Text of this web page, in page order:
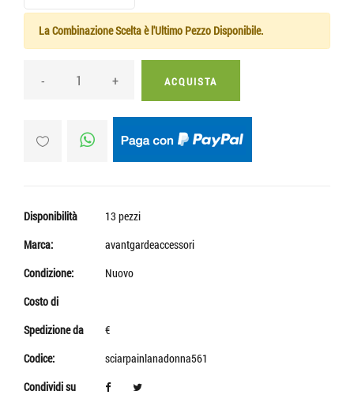
La Combinazione Scelta è l'Ultimo Pezzo Disponibile.
- + ACQUISTA
Disponibilità
13 pezzi
Marca:
avantgardeaccessori
Condizione:
Nuovo
Costo di
Spedizione da
€
Codice:
sciarpainlanadonna561
Condividi su